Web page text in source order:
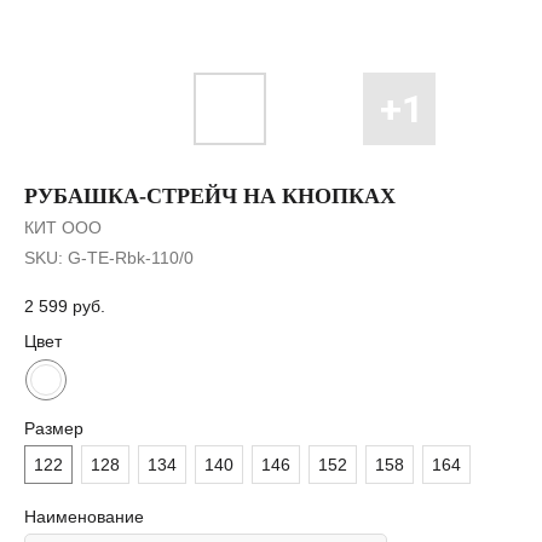
РУБАШКА-СТРЕЙЧ НА КНОПКАХ
КИТ ООО
SKU: G-TE-Rbk-110/0
2 599 руб.
Цвет
Размер
122
128 134 140 146 152 158 164
Наименование